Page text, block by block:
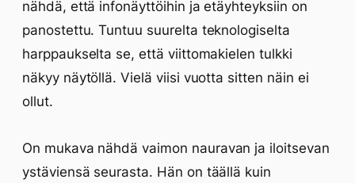
nähdä, että infonäyttöihin ja etäyhteyksiin on
panostettu. Tuntuu suurelta teknologiselta
harppaukselta se, että viittomakielen tulkki
näkyy näytöllä. Vielä viisi vuotta sitten näin ei
ollut.
On mukava nähdä vaimon nauravan ja iloitsevan
ystäviensä seurasta. Hän on täällä kuin